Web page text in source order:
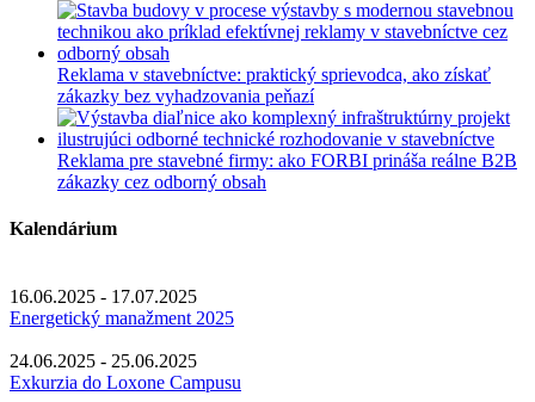
Reklama v stavebníctve: praktický sprievodca, ako získať
zákazky bez vyhadzovania peňazí
Reklama pre stavebné firmy: ako FORBI prináša reálne B2B
zákazky cez odborný obsah
Kalendárium
16.06.2025 - 17.07.2025
Energetický manažment 2025
24.06.2025 - 25.06.2025
Exkurzia do Loxone Campusu